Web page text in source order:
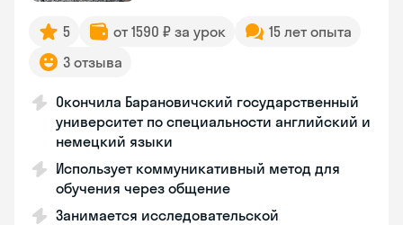
5 от 1590 ₽ за урок
15 лет опыта
3 отзыва
Окончила Барановичский государственный
университет по специальности английский и
немецкий языки
Использует коммуникативный метод для
обучения через общение
Занимается исследовательской